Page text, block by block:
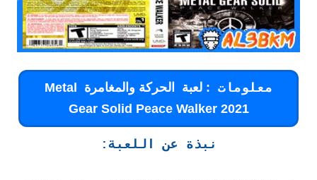
معلومات
: لعبة الحركة والمغامرة Metal
Gear Solid Peace Walker 2021
نبذة عن اللعبة: